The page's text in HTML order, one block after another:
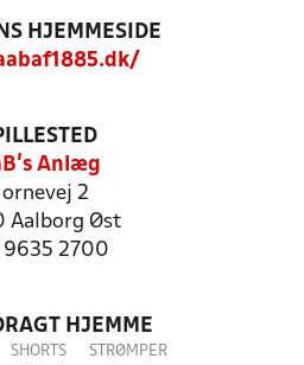
HJEMMESIDE
Anlæg
2
Aalborg Øst
9635 2700
HJEMME
SHORTS STRØMPER